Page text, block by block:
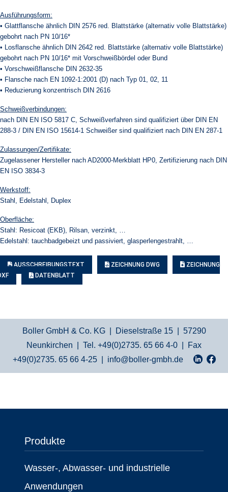
Ausführungsform:
• Glattflansche ähnlich DIN 2576 red. Blattstärke (alternativ volle Blattstärke)
gebohrt nach PN 10/16*
• Losflansche ähnlich DIN 2642 red. Blattstärke (alternativ volle Blattstärke)
gebohrt nach PN 10/16* mit Vorschweißbördel oder Bund
• Vorschweißflansche DIN 2632-35
• Flansche nach EN 1092-1:2001 (D) nach Typ 01, 02, 11
• Reduzierung konzentrisch DIN 2616
Schweißverbindungen:
nach DIN EN ISO 5817 C, Schweißverfahren sind qualifiziert über DIN EN
288-3 / DIN EN ISO 15614-1 Schweißer sind qualifiziert nach DIN EN 287-1
Zulassungen/Zertifikate:
Zugelassener Hersteller nach AD2000-Merkblatt HP0, Zertifizierung nach DIN
EN ISO 3834-3
Werkstoff:
Stahl, Edelstahl, Duplex
Oberfläche:
Stahl: Resicoat (EKB), Rilsan, verzinkt, …
Edelstahl: tauchbadgebeizt und passiviert, glasperlengestrahlt, …
AUSSCHREIBUNGSTEXT ZEICHNUNG DWG
ZEICHNUNG
DATENBLATT
Boller GmbH & Co. KG | Dieselstraße 15 | 57290
Neunkirchen | Tel. +49(0)2735. 65 66 4-0 | Fax
+49(0)2735. 65 66 4-25 | info@boller-gmbh.de
Produkte
Wasser-, Abwasser- und industrielle
Anwendungen